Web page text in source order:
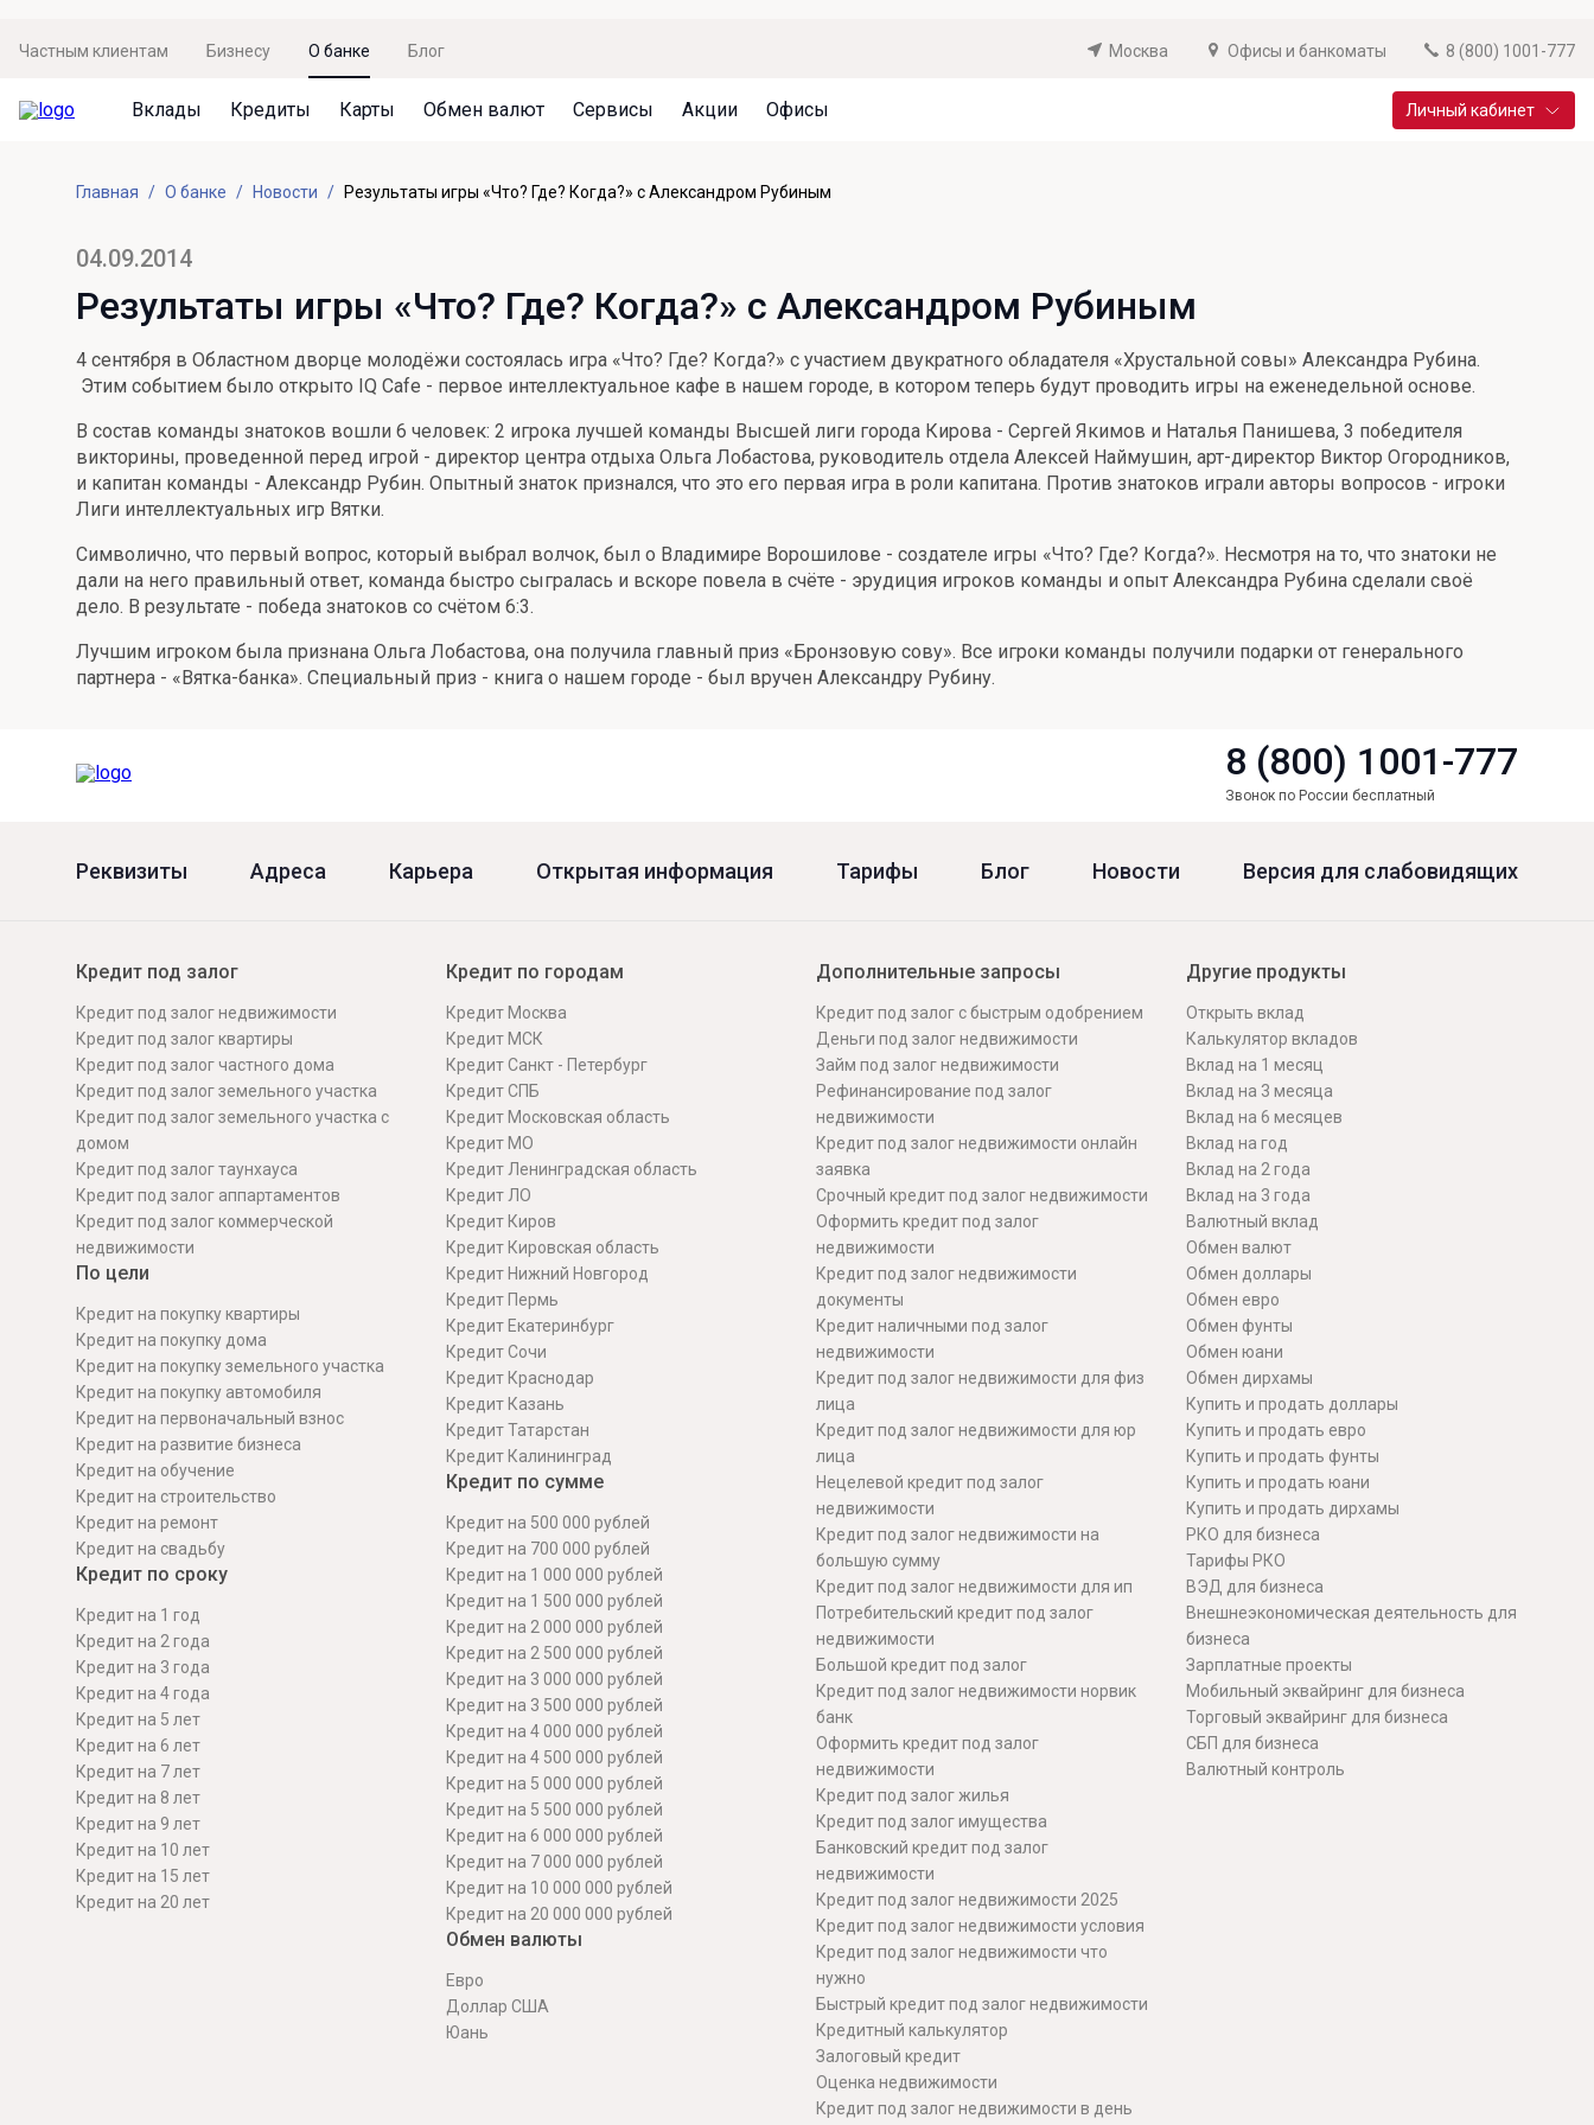
Частным клиентам Бизнесу О банке Блог Москва Офисы и банкоматы 8 (800) 1001-777
Вклады
Не упусти момент
Просто вклад
Накопительный
Отличная стратегия+
Фиксируй доход
Новый старт
Валютный плюс
Онлайн
Все вклады
Система страхования вкладов
Архив вкладов
Подробнее
Кредиты
Кредит под залог недвижимости
Рефинансирование
Кредит на автомобиль
Потребительский кредит
Все кредиты
Привилегии для клиентов
Реструктуризация
Оценка недвижимости
Подбор новой недвижимости
Карты
Дебетовая карта с пакетом услуг
Премиальная карта Mir Supreme
Пенсионная карта
Все карты
Документы
Кешбэк
Обмен валют
Курсы валют
Бронирование валюты
Курсы валют ЦБ
Сервисы
Оплата кредита
Оценка недвижимости
Подбор новой недвижимости
СБПей
Mir Pay
Госуслуги
Регистрация в ЕБС
Удаленная идентификация
Мобильное приложение
Подтверждение согласия через Госуслуги
Акции
Акция «Приведи друга»
Акция «Ставка на бизнес»
Офисы Личный кабинет
Главная О банке Новости Результаты игры «Что? Где? Когда?» с Александром Рубиным
04.09.2014
Результаты игры «Что? Где? Когда?» с Александром Рубиным
4 сентября в Областном дворце молодёжи состоялась игра «Что? Где? Когда?» с участием двукратного обладателя «Хрустальной совы» Александра Рубина.
Этим событием было открыто IQ Cafe - первое интеллектуальное кафе в нашем городе, в котором теперь будут проводить игры на еженедельной основе.
В состав команды знатоков вошли 6 человек: 2 игрока лучшей команды Высшей лиги города Кирова - Сергей Якимов и Наталья Панишева, 3 победителя
викторины, проведенной перед игрой - директор центра отдыха Ольга Лобастова, руководитель отдела Алексей Наймушин, арт-директор Виктор Огородников,
и капитан команды - Александр Рубин. Опытный знаток признался, что это его первая игра в роли капитана. Против знатоков играли авторы вопросов - игроки
Лиги интеллектуальных игр Вятки.
Символично, что первый вопрос, который выбрал волчок, был о Владимире Ворошилове - создателе игры «Что? Где? Когда?». Несмотря на то, что знатоки не
дали на него правильный ответ, команда быстро сыгралась и вскоре повела в счёте - эрудиция игроков команды и опыт Александра Рубина сделали своё
дело. В результате - победа знатоков со счётом 6:3.
Лучшим игроком была признана Ольга Лобастова, она получила главный приз «Бронзовую сову». Все игроки команды получили подарки от генерального
партнера - «Вятка-банка». Специальный приз - книга о нашем городе - был вручен Александру Рубину.
8 (800) 1001-777
Звонок по России бесплатный
Реквизиты Адреса Карьера Открытая информация Тарифы Блог Новости Версия для слабовидящих
Кредит под залог
Кредит под залог недвижимости
Кредит под залог квартиры
Кредит под залог частного дома
Кредит под залог земельного участка
Кредит под залог земельного участка с
домом
Кредит под залог таунхауса
Кредит под залог аппартаментов
Кредит под залог коммерческой
недвижимости
По цели
Кредит на покупку квартиры
Кредит на покупку дома
Кредит на покупку земельного участка
Кредит на покупку автомобиля
Кредит на первоначальный взнос
Кредит на развитие бизнеса
Кредит на обучение
Кредит на строительcтво
Кредит на ремонт
Кредит на свадьбу
Кредит по сроку
Кредит на 1 год
Кредит на 2 года
Кредит на 3 года
Кредит на 4 года
Кредит на 5 лет
Кредит на 6 лет
Кредит на 7 лет
Кредит на 8 лет
Кредит на 9 лет
Кредит на 10 лет
Кредит на 15 лет
Кредит на 20 лет
Кредит по городам
Кредит Москва
Кредит МСК
Кредит Санкт - Петербург
Кредит СПБ
Кредит Московская область
Кредит МО
Кредит Ленинградская область
Кредит ЛО
Кредит Киров
Кредит Кировская область
Кредит Нижний Новгород
Кредит Пермь
Кредит Екатеринбург
Кредит Сочи
Кредит Краснодар
Кредит Казань
Кредит Татарстан
Кредит Калининград
Кредит по сумме
Кредит на 500 000 рублей
Кредит на 700 000 рублей
Кредит на 1 000 000 рублей
Кредит на 1 500 000 рублей
Кредит на 2 000 000 рублей
Кредит на 2 500 000 рублей
Кредит на 3 000 000 рублей
Кредит на 3 500 000 рублей
Кредит на 4 000 000 рублей
Кредит на 4 500 000 рублей
Кредит на 5 000 000 рублей
Кредит на 5 500 000 рублей
Кредит на 6 000 000 рублей
Кредит на 7 000 000 рублей
Кредит на 10 000 000 рублей
Кредит на 20 000 000 рублей
Обмен валюты
Евро
Доллар США
Юань
Дополнительные запросы
Кредит под залог с быстрым одобрением
Деньги под залог недвижимости
Займ под залог недвижимости
Рефинансирование под залог
недвижимости
Кредит под залог недвижимости онлайн
заявка
Срочный кредит под залог недвижимости
Оформить кредит под залог
недвижимости
Кредит под залог недвижимости
документы
Кредит наличными под залог
недвижимости
Кредит под залог недвижимости для физ
лица
Кредит под залог недвижимости для юр
лица
Нецелевой кредит под залог
недвижимости
Кредит под залог недвижимости на
большую сумму
Кредит под залог недвижимости для ип
Потребительский кредит под залог
недвижимости
Большой кредит под залог
Кредит под залог недвижимости норвик
банк
Оформить кредит под залог
недвижимости
Кредит под залог жилья
Кредит под залог имущества
Банковский кредит под залог
недвижимости
Кредит под залог недвижимости 2025
Кредит под залог недвижимости условия
Кредит под залог недвижимости что
нужно
Быстрый кредит под залог недвижимости
Кредитный калькулятор
Залоговый кредит
Оценка недвижимости
Кредит под залог недвижимости в день
Другие продукты
Открыть вклад
Калькулятор вкладов
Вклад на 1 месяц
Вклад на 3 месяца
Вклад на 6 месяцев
Вклад на год
Вклад на 2 года
Вклад на 3 года
Валютный вклад
Обмен валют
Обмен доллары
Обмен евро
Обмен фунты
Обмен юани
Обмен дирхамы
Купить и продать доллары
Купить и продать евро
Купить и продать фунты
Купить и продать юани
Купить и продать дирхамы
РКО для бизнеса
Тарифы РКО
ВЭД для бизнеса
Внешнеэкономическая деятельность для
бизнеса
Зарплатные проекты
Мобильный эквайринг для бизнеса
Торговый эквайринг для бизнеса
СБП для бизнеса
Валютный контроль